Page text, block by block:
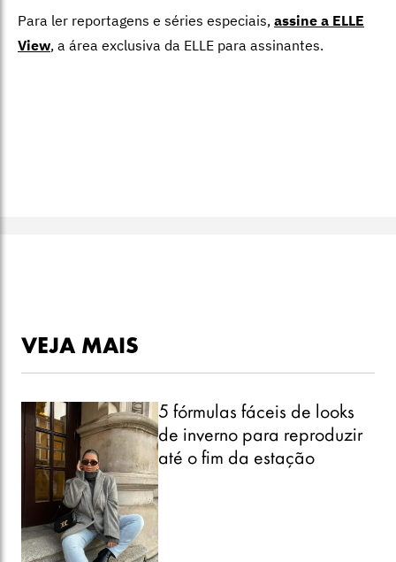
Para ler reportagens e séries especiais, assine a ELLE
View, a área exclusiva da ELLE para assinantes.
VEJA MAIS
5 fórmulas fáceis de looks
de inverno para reproduzir
até o fim da estação